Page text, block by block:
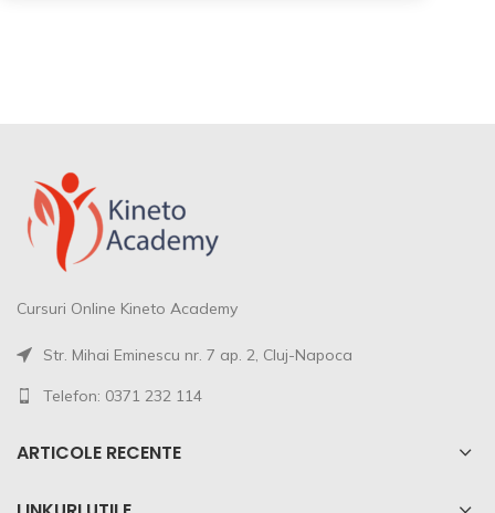
Cursuri Online Kineto Academy
Str. Mihai Eminescu nr. 7 ap. 2, Cluj-Napoca
Telefon: 0371 232 114
ARTICOLE RECENTE